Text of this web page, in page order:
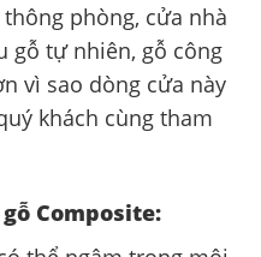
phòng, cửa nhà
gỗ tự nhiên, gỗ công
vì sao dòng cửa này
khách cùng tham
Composite: